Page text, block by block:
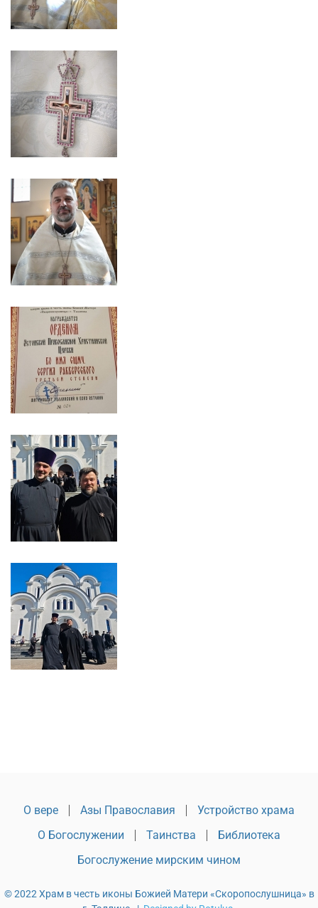
О вере Азы Православия
Устройство храма
О Богослужении
Таинства
Библиотека
Богослужение мирским чином
© 2022 Храм в честь иконы Божией Матери «Скоропослушница» в